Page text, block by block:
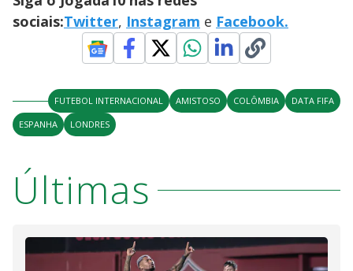
sociais:Twitter, Instagram e Facebook.
FUTEBOL INTERNACIONAL AMISTOSO COLÔMBIA
DATA FIFA
ESPANHA
LONDRES
Últimas